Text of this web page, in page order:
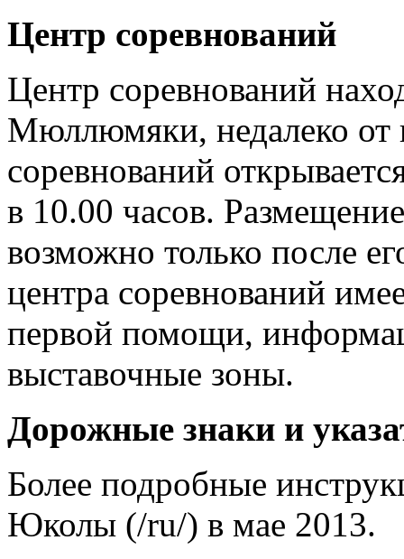
Центр соревнований
Центр соревнований
Мюллюмяки, недалеко от
соревнований
в 10.00 часов.
возможно только после
центра соревнований
первой помощи,
выставочные зоны.
Дорожные знаки и
Более подробные
Юколы (/ru/) в мае 2013.